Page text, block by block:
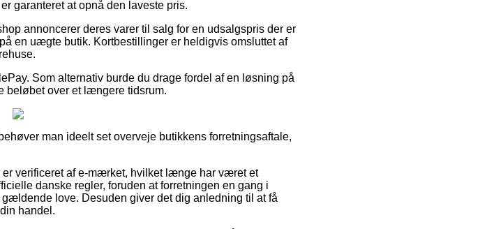
garanteret at opnå den laveste pris.
annoncerer deres varer til salg for en udsalgspris der er
en uægte butik. Kortbestillinger er heldigvis omsluttet af
Som alternativ burde du drage fordel af en løsning på
beløbet over et længere tidsrum.
man ideelt set overveje butikkens forretningsaftale,
verificeret af e-mærket, hvilket længe har været et
danske regler, foruden at forretningen en gang i
love. Desuden giver det dig anledning til at få
handel.